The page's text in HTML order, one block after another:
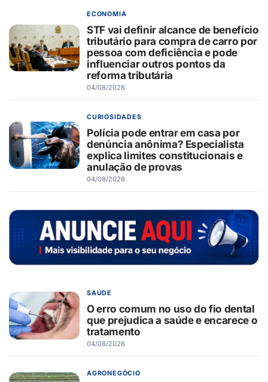
ECONOMIA
STF vai definir alcance de benefício
tributário para compra de carro por
pessoa com deficiência e pode
influenciar outros pontos da
reforma tributária
04/08/2026
CURIOSIDADES
Polícia pode entrar em casa por
denúncia anônima? Especialista
explica limites constitucionais e
anulação de provas
04/08/2026
SAÚDE
O erro comum no uso do fio dental
que prejudica a saúde e encarece o
tratamento
04/08/2026
AGRONEGÓCIO